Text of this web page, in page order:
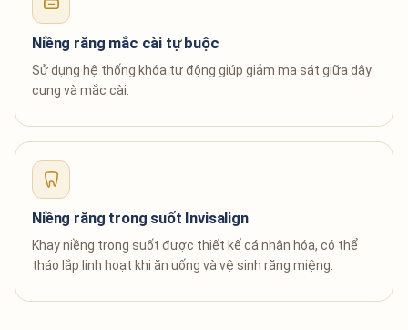
Niềng răng mắc cài tự buộc
Sử dụng hệ thống khóa tự động giúp giảm ma sát giữa dây
cung và mắc cài.
Niềng răng trong suốt Invisalign
Khay niềng trong suốt được thiết kế cá nhân hóa, có thể
tháo lắp linh hoạt khi ăn uống và vệ sinh răng miệng.